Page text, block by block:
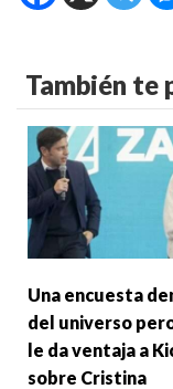
También te
Una encuesta
del universo
le da ventaja a
sobre Cristina